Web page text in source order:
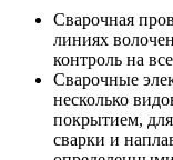
Сварочная
линиях
контроль на
Сварочные
несколько
покрытием,
сварки и